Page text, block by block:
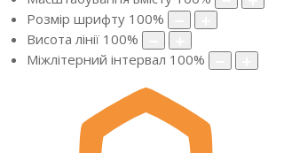
Розмір шрифту 100%
Висота лінії 100%
Міжлітерний інтервал 100%